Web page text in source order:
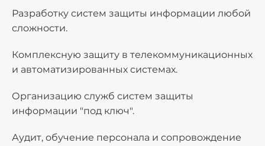
Разработку систем защиты информации любой
сложности.
Комплексную защиту в телекоммуникационных
и автоматизированных системах.
Организацию служб систем защиты
информации "под ключ".
Аудит, обучение персонала и сопровождение